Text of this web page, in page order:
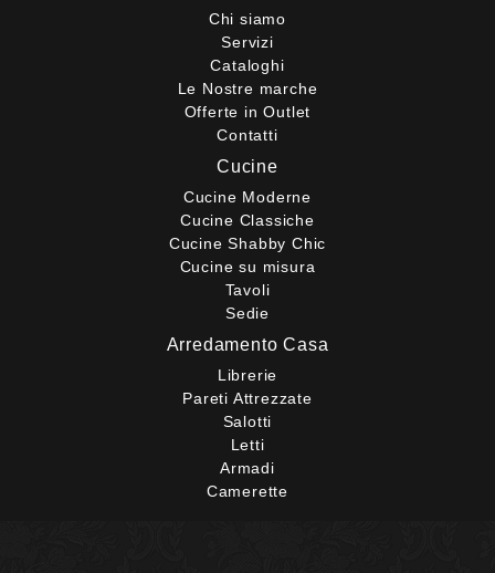
Chi siamo
Servizi
Cataloghi
Le Nostre marche
Offerte in Outlet
Contatti
Cucine
Cucine Moderne
Cucine Classiche
Cucine Shabby Chic
Cucine su misura
Tavoli
Sedie
Arredamento Casa
Librerie
Pareti Attrezzate
Salotti
Letti
Armadi
Camerette